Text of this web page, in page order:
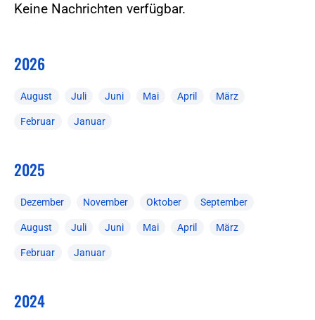
Keine Nachrichten verfügbar.
2026
August Juli Juni Mai April März
Februar Januar
2025
Dezember November Oktober September
August Juli Juni Mai April März
Februar Januar
2024